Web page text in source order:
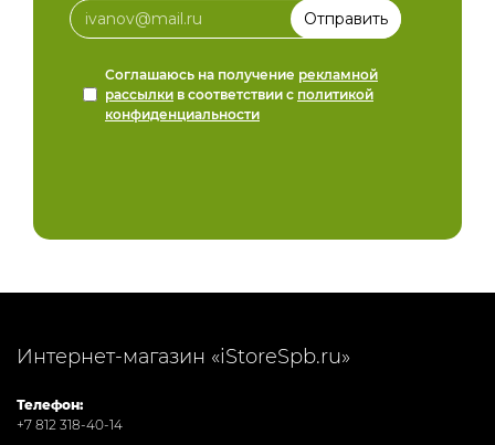
Соглашаюсь на получение рекламной
рассылки в соответствии с политикой
конфиденциальности
Интернет-магазин «iStoreSpb.ru»
Телефон:
+7 812 318-40-14